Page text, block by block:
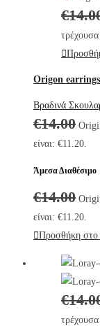
€
τρέχουσα
Origon earrings
Βραδινά
€14.00
είναι: €11.20.
Άμεσα Διαθέσιμο
€14.00
είναι: €11.20.
Προσθήκη στο
€
τρέχουσα